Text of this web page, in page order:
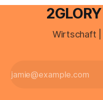
Wirtschaft